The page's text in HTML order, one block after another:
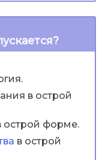
в острой
острой форме.
в острой